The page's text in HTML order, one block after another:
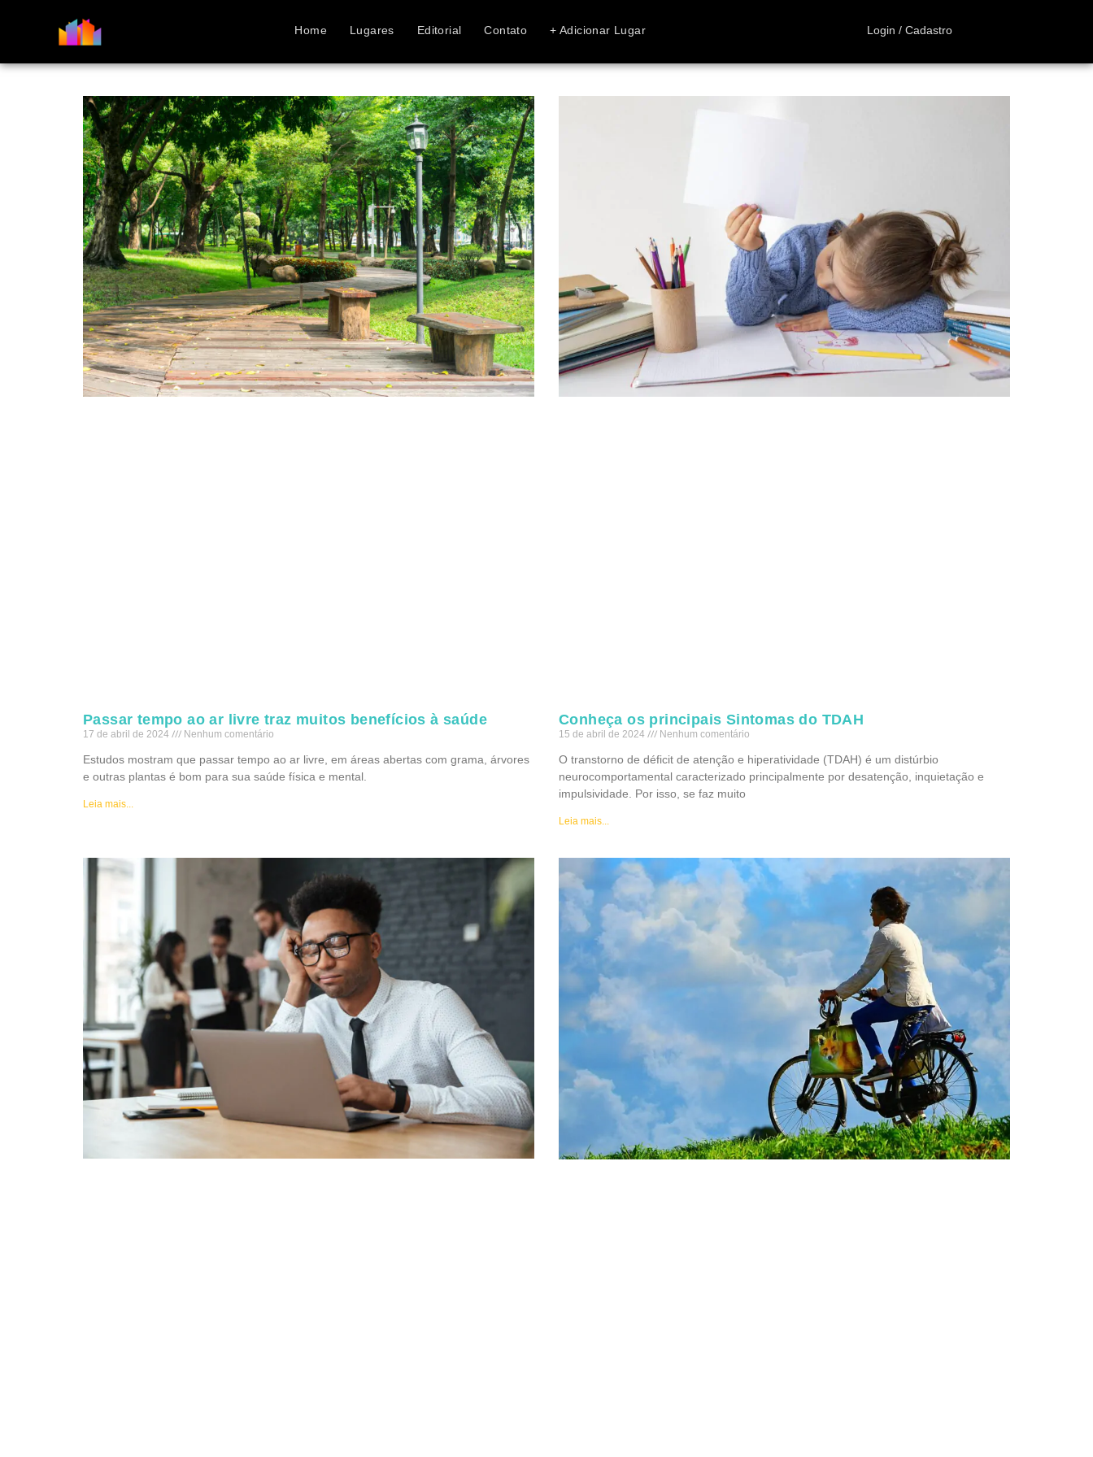
Home Lugares Editorial Contato + Adicionar Lugar Login / Cadastro
Passar tempo ao ar livre traz muitos benefícios à saúde
17 de abril de 2024 Nenhum comentário
Estudos mostram que passar tempo ao ar livre, em áreas abertas com grama, árvores
e outras plantas é bom para sua saúde física e mental.
Leia mais...
Conheça os principais Sintomas do TDAH
15 de abril de 2024 Nenhum comentário
O transtorno de déficit de atenção e hiperatividade (TDAH) é um distúrbio
neurocomportamental caracterizado principalmente por desatenção, inquietação e
impulsividade. Por isso, se faz muito
Leia mais...